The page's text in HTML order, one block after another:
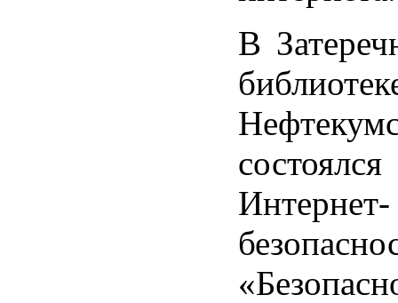
В
Интернет-